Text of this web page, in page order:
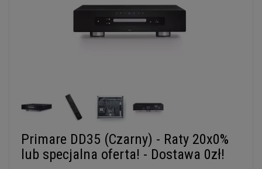
Primare DD35 (Czarny) - Raty 20x0%
lub specjalna oferta! - Dostawa 0zł!